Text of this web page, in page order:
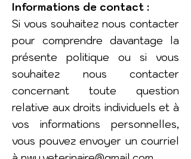
Informations de contact :
Si vous souhaitez nous contacter
pour comprendre davantage la
présente politique ou si vous
souhaitez nous contacter
concernant toute question
relative aux droits individuels et à
vos informations personnelles,
vous pouvez envoyer un courriel